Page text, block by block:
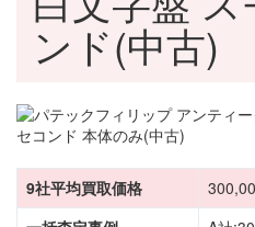
ンド(中古)
9社平均買取価格